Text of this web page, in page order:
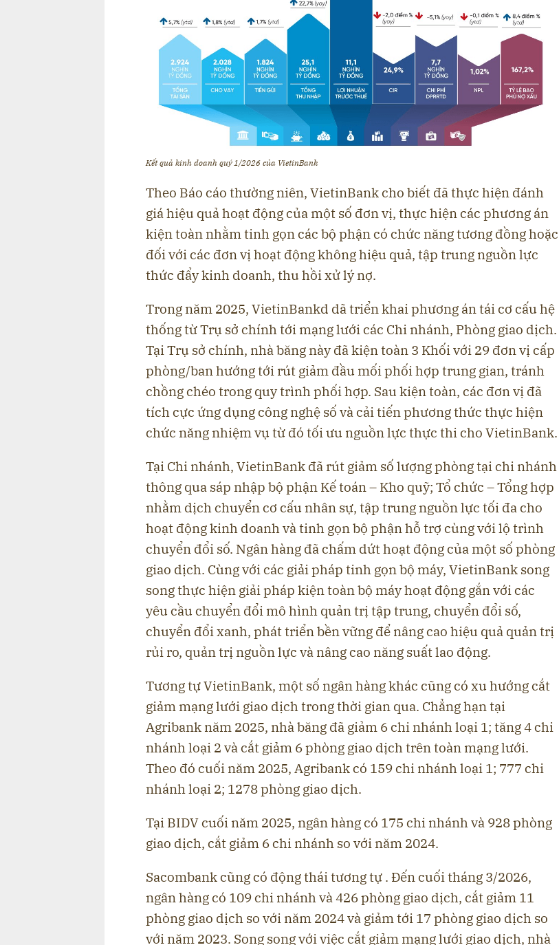
Kết quả kinh doanh quý 1/2026 của VietinBank
Theo Báo cáo thường niên, VietinBank cho biết đã thực hiện đánh
giá hiệu quả hoạt động của một số đơn vị, thực hiện các phương án
kiện toàn nhằm tinh gọn các bộ phận có chức năng tương đồng hoặc
đối với các đơn vị hoạt động không hiệu quả, tập trung nguồn lực
thức đẩy kinh doanh, thu hồi xử lý nợ.
Trong năm 2025, VietinBankd dã triển khai phương án tái cơ cấu hệ
thống từ Trụ sở chính tới mạng lưới các Chi nhánh, Phòng giao dịch.
Tại Trụ sở chính, nhà băng này đã kiện toàn 3 Khối với 29 đơn vị cấp
phòng/ban hướng tới rút giảm đầu mối phối hợp trung gian, tránh
chồng chéo trong quy trình phối hợp. Sau kiện toàn, các đơn vị đã
tích cực ứng dụng công nghệ số và cải tiến phương thức thực hiện
chức năng nhiệm vụ từ đó tối ưu nguồn lực thực thi cho VietinBank.
Tại Chi nhánh, VietinBank đã rút giảm số lượng phòng tại chi nhánh
thông qua sáp nhập bộ phận Kế toán – Kho quỹ; Tổ chức – Tổng hợp
nhằm dịch chuyển cơ cấu nhân sự, tập trung nguồn lực tối đa cho
hoạt động kinh doanh và tinh gọn bộ phận hỗ trợ cùng với lộ trình
chuyển đổi số. Ngân hàng đã chấm dứt hoạt động của một số phòng
giao dịch. Cùng với các giải pháp tinh gọn bộ máy, VietinBank song
song thực hiện giải pháp kiện toàn bộ máy hoạt động gắn với các
yêu cầu chuyển đổi mô hình quản trị tập trung, chuyển đổi số,
chuyển đổi xanh, phát triển bền vững để nâng cao hiệu quả quản trị
rủi ro, quản trị nguồn lực và nâng cao năng suất lao động.
Tương tự VietinBank, một số ngân hàng khác cũng có xu hướng cắt
giảm mạng lưới giao dịch trong thời gian qua. Chẳng hạn tại
Agribank năm 2025, nhà băng đã giảm 6 chi nhánh loại 1; tăng 4 chi
nhánh loại 2 và cắt giảm 6 phòng giao dịch trên toàn mạng lưới.
Theo đó cuối năm 2025, Agribank có 159 chi nhánh loại 1; 777 chi
nhánh loại 2; 1278 phòng giao dịch.
Tại BIDV cuối năm 2025, ngân hàng có 175 chi nhánh và 928 phòng
giao dịch, cắt giảm 6 chi nhánh so với năm 2024.
Sacombank cũng có động thái tương tự . Đến cuối tháng 3/2026,
ngân hàng có 109 chi nhánh và 426 phòng giao dịch, cắt giảm 11
phòng giao dịch so với năm 2024 và giảm tới 17 phòng giao dịch so
với năm 2023. Song song với việc cắt giảm mạng lưới giao dịch, nhà